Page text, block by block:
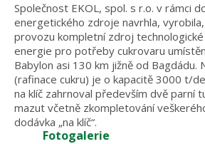
Společnost EKOL, spol. s r.o. v rámci
energetického zdroje navrhla,
provozu kompletní zdroj
energie pro potřeby cukrovaru
Babylon asi 130 km jižně od Bagdádu.
(rafinace cukru) je o kapacitě 3000 t/
na klíč zahrnoval především dvě parní
mazut včetně zkompletování
dodávka „na klíč“.
Fotogalerie